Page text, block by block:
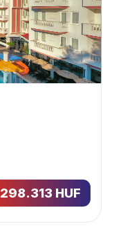
298.313 HUF